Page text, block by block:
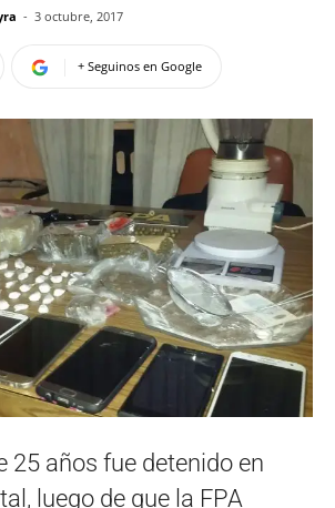
- 3 octubre, 2017
+ Seguinos en Google
25 años fue detenido en
luego de que la FPA